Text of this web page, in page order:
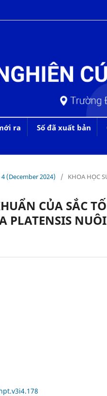
ra Số đã xuất bản
(December 2024) / KHOA HỌC
CỦA SẮC
PLATENSIS